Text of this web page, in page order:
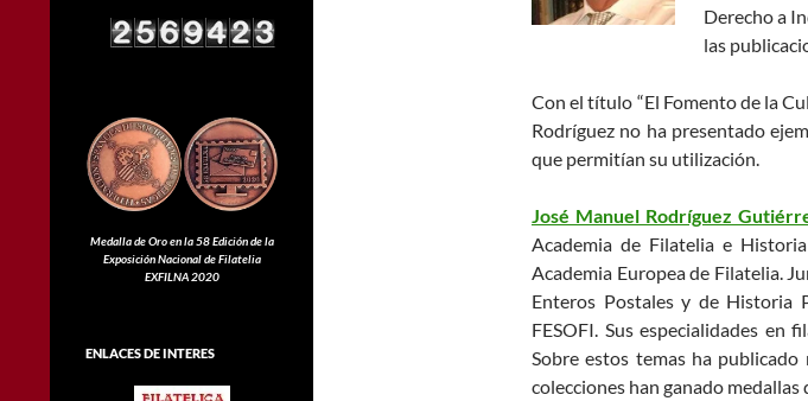
Derecho a
las
Con el título “El Fomento de la
Rodríguez no ha presentado
que permitían su utilización.
José Manuel Rodríguez
Academia de Filatelia e
Academia Europea de Filatelia.
Enteros Postales y de Historia
FESOFI. Sus especialidades en
Sobre estos temas ha
colecciones han ganado
Medalla de Oro en la 58 Edición de la
Exposición Nacional de Filatelia
EXFILNA 2020
ENLACES DE INTERES